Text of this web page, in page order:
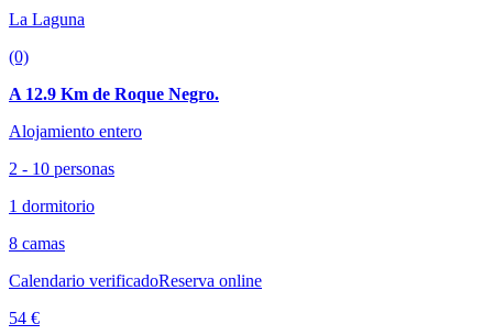
La Laguna
(0)
A 12.9 Km de Roque Negro.
Alojamiento entero
2 - 10 personas
1 dormitorio
8 camas
Calendario verificadoReserva online
54 €